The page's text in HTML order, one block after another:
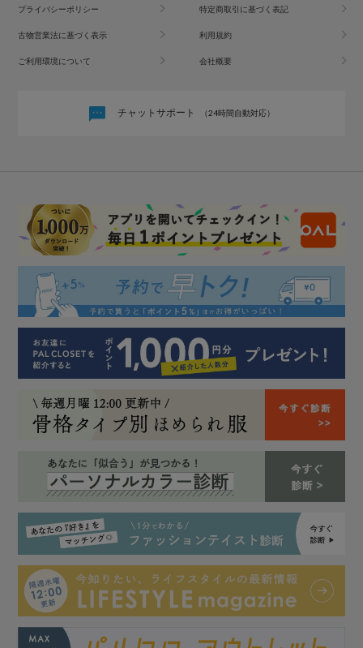
プライバシーポリシー 特定商取引に基づく表記
古物営業法に基づく表示 利用規約
ご利用環境について 会社概要
チャットサポート （24時間自動対応）